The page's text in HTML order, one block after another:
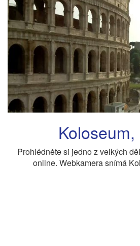
Prohlédněte si jedno z velkých
online. Webkamera snímá